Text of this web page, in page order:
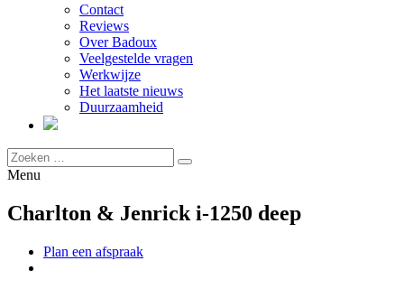
Contact
Reviews
Over Badoux
Veelgestelde vragen
Werkwijze
Het laatste nieuws
Duurzaamheid
Menu
Charlton & Jenrick i-1250 deep
Plan een afspraak